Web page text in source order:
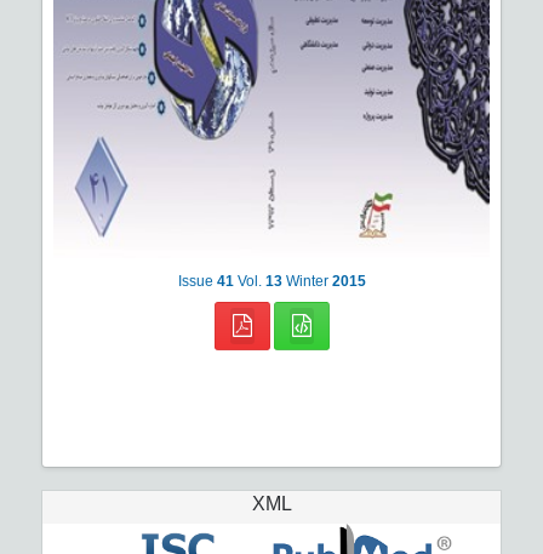
Issue 41 Vol. 13 Winter 2015
XML